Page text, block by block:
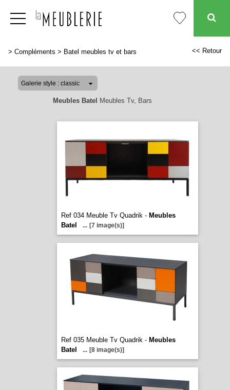
> Compléments > Batel meubles tv et bars << Retour
Meubles Batel Meubles Tv, Bars
Ref 034 Meuble Tv Quadrik - Meubles
Batel
... [7 image(s)]
Ref 035 Meuble Tv Quadrik - Meubles
Batel
... [8 image(s)]